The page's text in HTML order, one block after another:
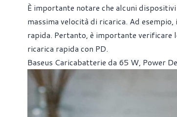
È importante notare che alcuni
massima velocità di ricarica. Ad
rapida. Pertanto, è importante
ricarica rapida con PD.
Baseus Caricabatterie da 65 W, Power